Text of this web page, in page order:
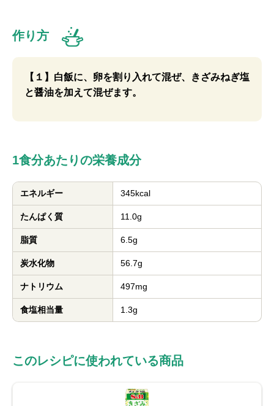
作り方
【１】白飯に、卵を割り入れて混ぜ、きざみねぎ塩
と醤油を加えて混ぜます。
1食分あたりの栄養成分
エネルギー 345kcal
たんぱく質 11.0g
脂質 6.5g
炭水化物 56.7g
ナトリウム 497mg
食塩相当量 1.3g
このレシピに使われている商品